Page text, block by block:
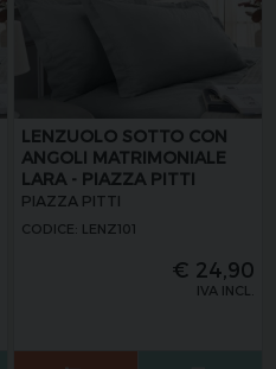
LENZUOLO SOTTO CON
ANGOLI MATRIMONIALE
LARA - PIAZZA PITTI
PIAZZA PITTI
CODICE: LENZ101
€ 24,90
IVA INCL.